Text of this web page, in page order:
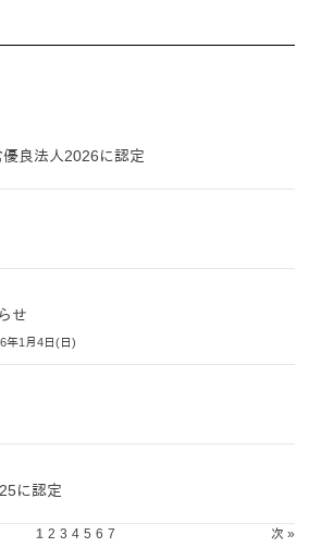
良法人2026に認定
せ
年1月4日(日)
に認定
1 2 3 4 5 6 7 次 »